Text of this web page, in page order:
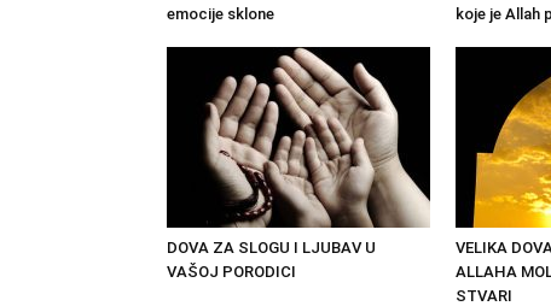
emocije sklone
koje je Allah
DOVA ZA SLOGU I LJUBAV U
VAŠOJ PORODICI
VELIKA
ALLAHA
STVARI